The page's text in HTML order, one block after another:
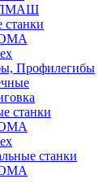
станки
Профилегибы
станки
станки